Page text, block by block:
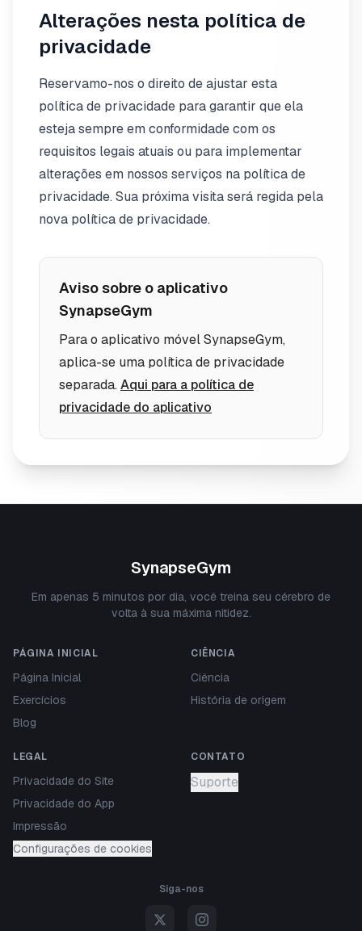
Alterações nesta política de
privacidade
Reservamo-nos o direito de ajustar esta
política de privacidade para garantir que ela
esteja sempre em conformidade com os
requisitos legais atuais ou para implementar
alterações em nossos serviços na política de
privacidade. Sua próxima visita será regida pela
nova política de privacidade.
Aviso sobre o aplicativo
SynapseGym
Para o aplicativo móvel SynapseGym,
aplica-se uma política de privacidade
separada.Aqui para a política de
privacidade do aplicativo
SynapseGym
Em apenas 5 minutos por dia, você treina seu cérebro de
volta à sua máxima nitidez.
PÁGINA INICIAL
Página Inicial
Exercícios
Blog
CIÊNCIA
Ciência
História de origem
LEGAL
Privacidade do Site
Privacidade do App
Impressão
Configurações de cookies
CONTATO
Suporte
Siga-nos